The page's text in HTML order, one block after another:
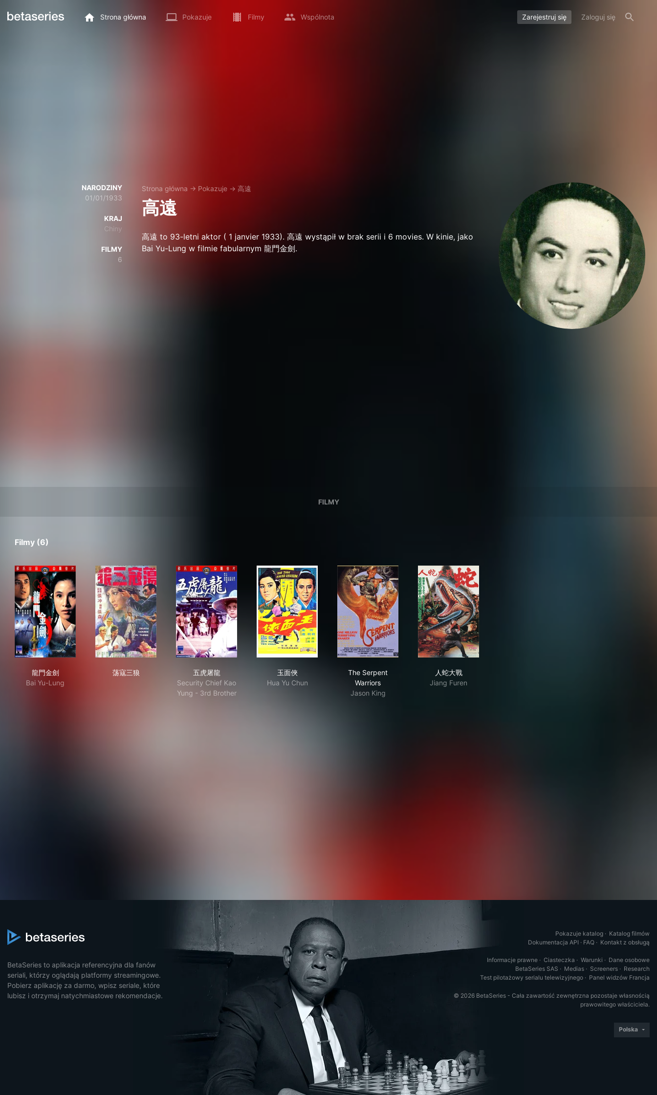
Strona główna Pokazuje Filmy Wspólnota Zarejestruj się Zaloguj się
NARODZINY
01/01/1933
KRAJ
Chiny
FILMY
6
Strona główna → Pokazuje → 高遠
高遠
高遠 to 93-letni aktor ( 1 janvier 1933). 高遠 wystąpił w brak serii i 6 movies. W kinie, jako
Bai Yu-Lung w filmie fabularnym 龍門金劍.
FILMY
Filmy (6)
龍門金劍
Bai Yu-Lung
荡寇三狼
五虎屠龍
Security Chief Kao
Yung - 3rd Brother
玉面俠
Hua Yu Chun
The Serpent
Warriors
Jason King
人蛇大戰
Jiang Furen
BetaSeries to aplikacja referencyjna dla fanów
seriali, którzy oglądają platformy streamingowe.
Pobierz aplikację za darmo, wpisz seriale, które
lubisz i otrzymaj natychmiastowe rekomendacje.
Pokazuje katalog · Katalog filmów
Dokumentacja API · FAQ · Kontakt z obsługą
Informacje prawne · Ciasteczka · Warunki · Dane osobowe
BetaSeries SAS · Medias · Screeners · Research
Test pilotażowy serialu telewizyjnego · Panel widzów Francja
© 2026 BetaSeries - Cała zawartość zewnętrzna pozostaje własnością
prawowitego właściciela.
Polska